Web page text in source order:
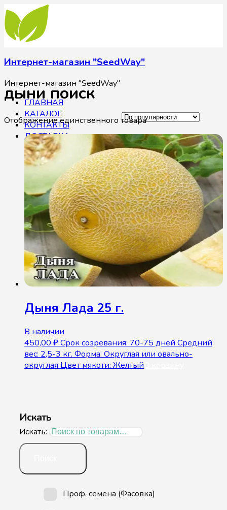
Интернет-магазин "SeedWay"
Интернет-магазин "SeedWay"
ГЛАВНАЯ
КАТАЛОГ
КОНТАКТЫ
ДОСТАВКА
дыни поиск
Отображение единственного товара
Дыня Лада 25 г.
В наличии
450,00 ₽Срок созревания: 70-75 дней Средний
вес: 2,5-3 кг. Форма: Округлая или овально-
округлая Цвет мякоти: Желтый
Искать
Искать:
Проф. семена (Фасовка)